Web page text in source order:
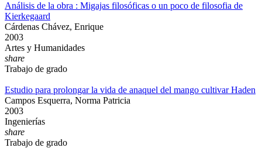
Análisis de la obra : Migajas filosóficas o un poco de filosofia de
Kierkegaard
Cárdenas Chávez, Enrique
2003
Artes y Humanidades
share
Trabajo de grado
Estudio para prolongar la vida de anaquel del mango cultivar Haden
Campos Esquerra, Norma Patricia
2003
Ingenierías
share
Trabajo de grado